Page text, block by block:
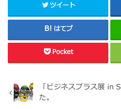
ツイート
はてブ
Pocket
「ビジネスプラス展 in
た。